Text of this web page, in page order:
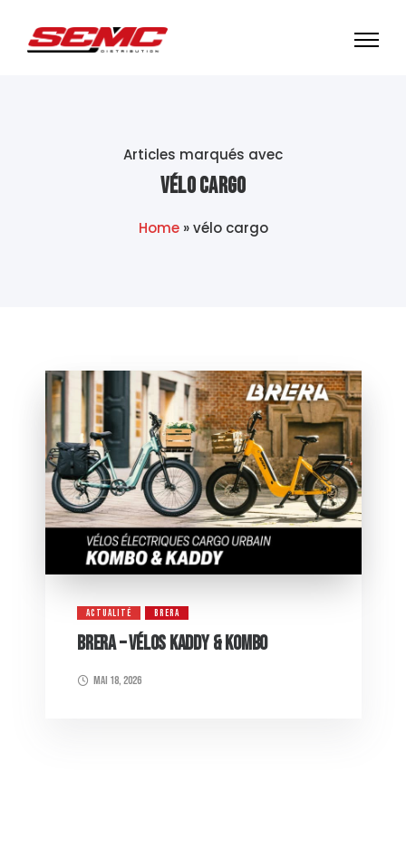
Articles marqués avec
vélo cargo
Home»vélo cargo
ACTUALITÉ BRERA
BRERA – VÉLOS KADDY & KOMBO
mai 18, 2026